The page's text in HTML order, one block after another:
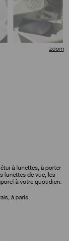
à lunettes, à porter
lunettes de vue, les
à votre quotidien.
à paris.